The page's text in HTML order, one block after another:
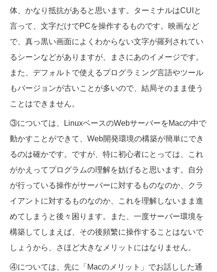
体、かなり抵抗があると思います。ターミナルはCUIと
言って、文字だけでPCを操作するものです。映画など
で、真っ黒い画面によくわからない文字が羅列されてい
るシーンなどがありますが、まさにあのイメージです。
また、デフォルトで使えるプログラミング言語やツール
もバージョンが古いことが多いので、結局そのまま使う
ことはできません。
③については、LinuxベースのWebサーバーをMacの中で
動かすことができて、Web開発環境の構築が簡単にでき
るのは確かです。ですが、特に初心者にとっては、これ
がかえってプログラムの理解を妨げると思います。自分
が行っている操作がサーバーに対するものなのか、クラ
イアントに対するものなのか、これを理解しないまま進
めてしまうと後々困ります。また、一度サーバー環境を
構築してしまえば、その後頻繁に操作することはないで
しょうから、さほど大きなメリットにはなりません。
④については、先に「Macのメリット」でお話しした通